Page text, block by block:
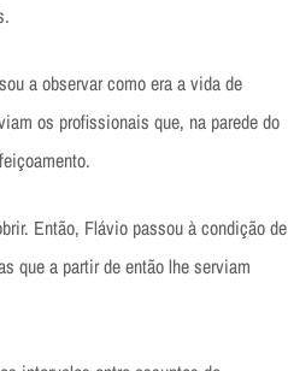
a observar como era a vida de
os profissionais que, na parede do
Então, Flávio passou à condição de
que a partir de então lhe serviam